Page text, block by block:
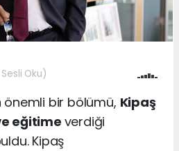
Oku)
önemli bir bölümü, Kipaş
eğitime verdiği
Kipaş